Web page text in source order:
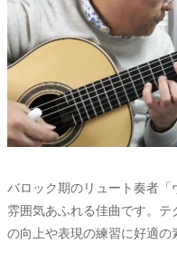
バロック期のリュート奏者
雰囲気あふれる佳曲です。
の向上や表現の練習に好適の